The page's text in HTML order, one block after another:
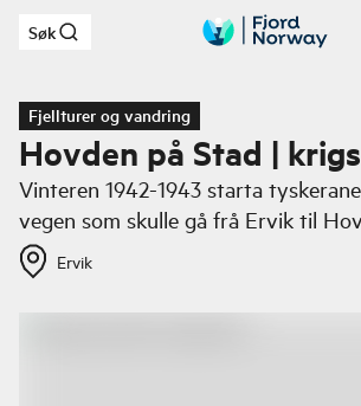
Hopp til hovedinnhold
Søk
Fjellturer og vandring
Hovden på Stad |
Vinteren 1942-1943 starta
vegen som skulle gå frå Ervik til
Ervik